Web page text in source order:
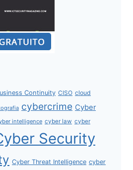
Continuity CISO cloud
cybercrime Cyber
intelligence cyber law cyber
Security
Cyber Threat Intelligence cyber